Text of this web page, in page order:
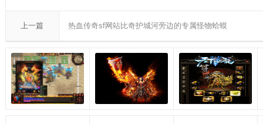
上一篇 热血传奇sf网站比奇护城河旁边的专属怪物蛤蟆